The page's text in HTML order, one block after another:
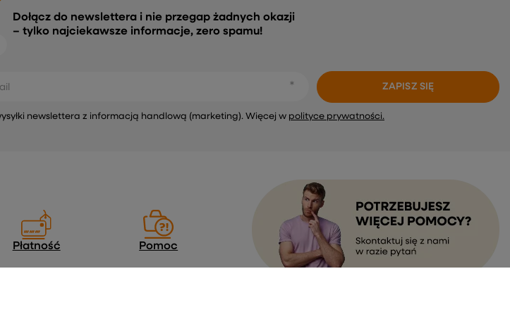
Dołącz do newslettera i nie przegap żadnych okazji
– tylko najciekawsze informacje, zero spamu!
newslettera z informacją handlową (marketing). Więcej w polityce prywatności.
ZAPISZ SIĘ
Płatność Pomoc